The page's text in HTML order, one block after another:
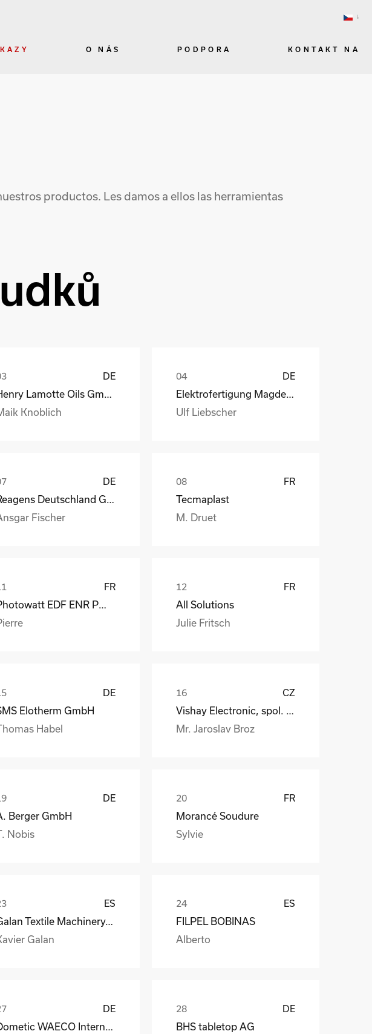
O NÁS PODPORA KONTAKT NA
productos. Les damos a ellos las herramientas
DE
Knoblich
DE
Elektrofertigung Magdeburg GmbH
Ulf Liebscher
DE
Reagens Deutschland GmbH
Fischer
FR
Tecmaplast
M. Druet
FR
Photowatt EDF ENR PWT
FR
All Solutions
Julie Fritsch
DE
Elotherm GmbH
Habel
CZ
Mr. Jaroslav Broz
DE
Berger GmbH
Nobis
FR
Morancé Soudure
Sylvie
ES
Galan Textile Machinery, S.L.
Galan
ES
FILPEL BOBINAS
Alberto
DE DE
BHS tabletop AG